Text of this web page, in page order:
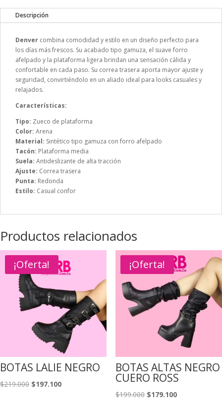
Descripción
Denver combina comodidad y estilo en un diseño perfecto para
los días más frescos. Su acabado tipo gamuza, el suave forro
afelpado y la plataforma ligera brindan una sensación cálida y
confortable en cada paso. Su correa trasera aporta mayor ajuste y
seguridad, convirtiéndolo en un aliado ideal para looks casuales y
relajados.
Características:
Tipo: Zueco de plataforma
Color: Arena
Material: Sintético tipo gamuza con forro afelpado
Tacón: Plataforma media
Suela: Antideslizante de alta tracción
Ajuste: Correa trasera
Punta: Redonda
Estilo: Casual confor
Productos relacionados
¡Oferta!
BOTAS LALIE NEGRO
$219.000 El
$197.100El
¡Oferta!
BOTAS ALTAS NEGRO
CUERO ROSS
$199.000 El
$179.100El